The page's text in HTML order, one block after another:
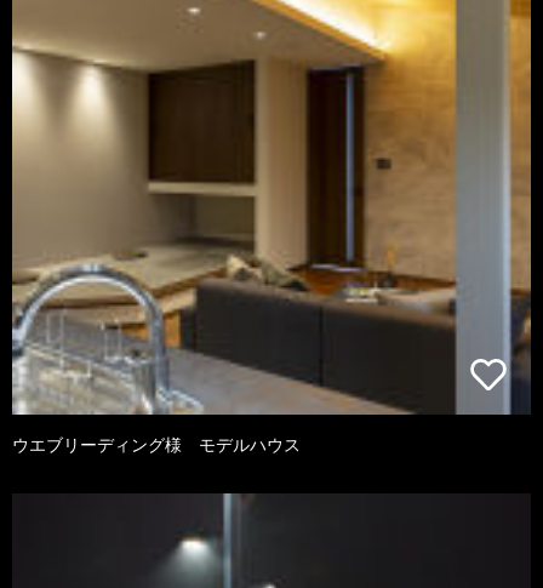
ウエブリーディング様 モデルハウス